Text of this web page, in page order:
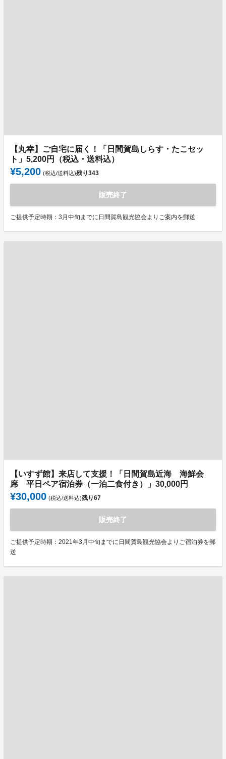
【丸幸】ご自宅に届く！「日間賀島しらす・たこセッ
ト」5,200円（税込・送料込）
¥5,200 (税込/送料込)残り343
販売終了
ご提供予定時期：3月中旬までに日間賀島観光協会よりご案内を郵送
【いすず館】来店して支援！「日間賀島近海 海鮮会
席 平日ペア宿泊券（一泊二食付き）」30,000円
¥30,000 (税込/送料込)残り67
販売終了
ご提供予定時期：2021年3月中旬までに日間賀島観光協会よりご宿泊券を郵
送